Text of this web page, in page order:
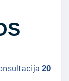
20